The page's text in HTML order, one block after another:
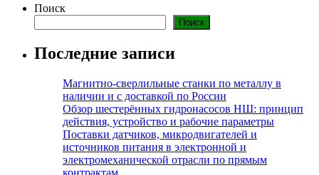
Поиск
Поиск
Последние записи
Магнитно-сверлильные станки по металлу в
наличии и с доставкой по России
Обзор шестерённых гидронасосов НШ: принцип
действия, устройство и рабочие параметры
Поставки датчиков, микродвигателей и
источников питания в электронной и
электромеханической отрасли по прямым
контрактам